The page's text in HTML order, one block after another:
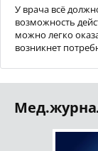
У врача всё
возможность
можно легко
возникнет